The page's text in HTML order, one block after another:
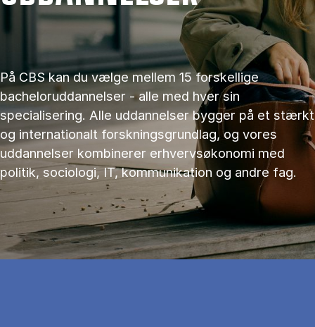
På CBS kan du vælge mellem 15 forskellige
bacheloruddannelser - alle med hver sin
specialisering. Alle uddannelser bygger på et stærkt
og internationalt forskningsgrundlag, og vores
uddannelser kombinerer erhvervsøkonomi med
politik, sociologi, IT, kommunikation og andre fag.